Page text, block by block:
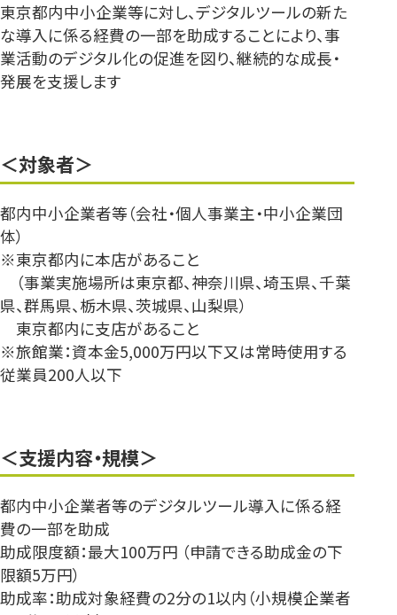
東京都内中小企業等に対し、デジタルツールの新た
な導入に係る経費の一部を助成することにより、事
業活動のデジタル化の促進を図り、継続的な成長・
発展を支援します
＜対象者＞
都内中小企業者等（会社・個人事業主・中小企業団
体）
※東京都内に本店があること
（事業実施場所は東京都、神奈川県、埼玉県、千葉
県、群馬県、栃木県、茨城県、山梨県）
東京都内に支店があること
※旅館業：資本金5,000万円以下又は常時使用する
従業員200人以下
＜支援内容・規模＞
都内中小企業者等のデジタルツール導入に係る経
費の一部を助成
助成限度額：最大100万円 （申請できる助成金の下
限額5万円）
助成率：助成対象経費の2分の1以内（小規模企業者